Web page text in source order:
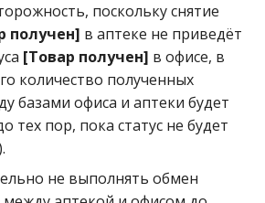
поскольку снятие
получен] в аптеке не приведёт
[Товар получен] в офисе, в
количество полученных
базами офиса и аптеки будет
тех пор, пока статус не будет
не выполнять обмен